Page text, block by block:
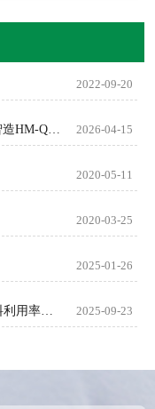
2022-09-20
2026-04-15
2020-05-11
2020-03-25
2025-01-26
2025-09-23